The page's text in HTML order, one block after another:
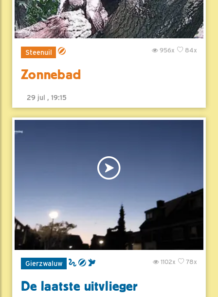
Steenuil 84x
956x
Zonnebad
29 jul , 19:15
Gierzwaluw 78x
1102x
De laatste uitvlieger